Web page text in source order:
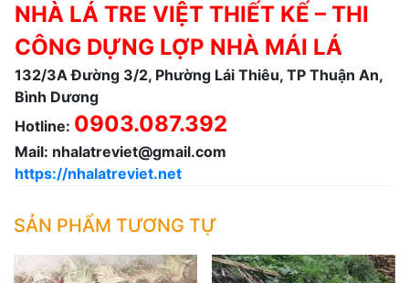
NHÀ LÁ TRE VIỆT THIẾT KẾ – THI
CÔNG DỰNG LỢP NHÀ MÁI LÁ
132/3A Đường 3/2, Phường Lái Thiêu, TP Thuận An,
Bình Dương
Hotline: 0903.087.392
Mail: nhalatreviet@gmail.com
https://nhalatreviet.net
SẢN PHẨM TƯƠNG TỰ